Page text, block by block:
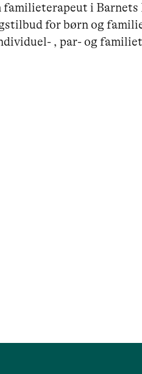
familieterapeut i
for børn og